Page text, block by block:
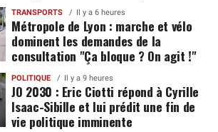
TRANSPORTS Il y a 6 heures
Métropole de Lyon : marche et vélo
dominent les demandes de la
consultation "Ça bloque ? On agit !"
POLITIQUE Il y a 9 heures
JO 2030 : Eric Ciotti répond à Cyrille
Isaac-Sibille et lui prédit une fin de
vie politique imminente